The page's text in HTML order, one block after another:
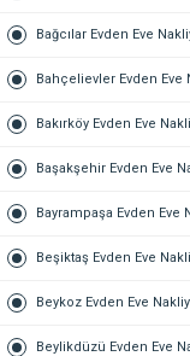
Bağcılar Evden Eve
Bahçelievler Evden Eve
Bakırköy Evden Eve
Başakşehir Evden Eve
Bayrampaşa Evden Eve
Beşiktaş Evden Eve
Beykoz Evden Eve
Beylikdüzü Evden Eve